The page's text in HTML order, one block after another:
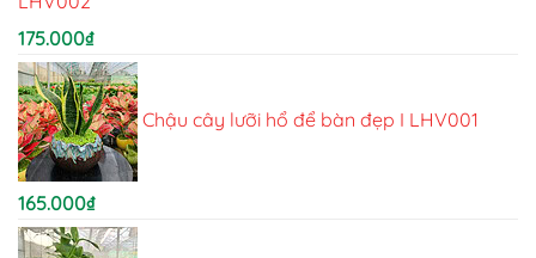
175.000₫
Chậu cây lưỡi hổ để bàn đẹp I LHV001
165.000₫